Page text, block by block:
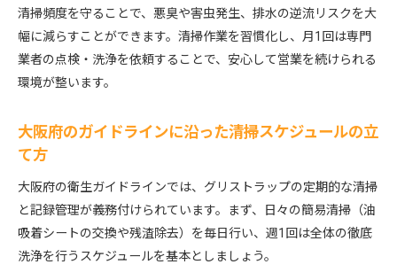
グリストラップ3槽式・2槽式の特長と清掃頻度
小麦粉残渣が多い厨房での掃除術と注意事項
清掃頻度を守ることで、悪臭や害虫発生、排水の逆流リスクを大
幅に減らすことができます。清掃作業を習慣化し、月1回は専門
業者の点検・洗浄を依頼することで、安心して営業を続けられる
環境が整います。
大阪府のガイドラインに沿った清掃スケジュールの立
て方
大阪府の衛生ガイドラインでは、グリストラップの定期的な清掃
と記録管理が義務付けられています。まず、日々の簡易清掃（油
吸着シートの交換や残渣除去）を毎日行い、週1回は全体の徹底
洗浄を行うスケジュールを基本としましょう。